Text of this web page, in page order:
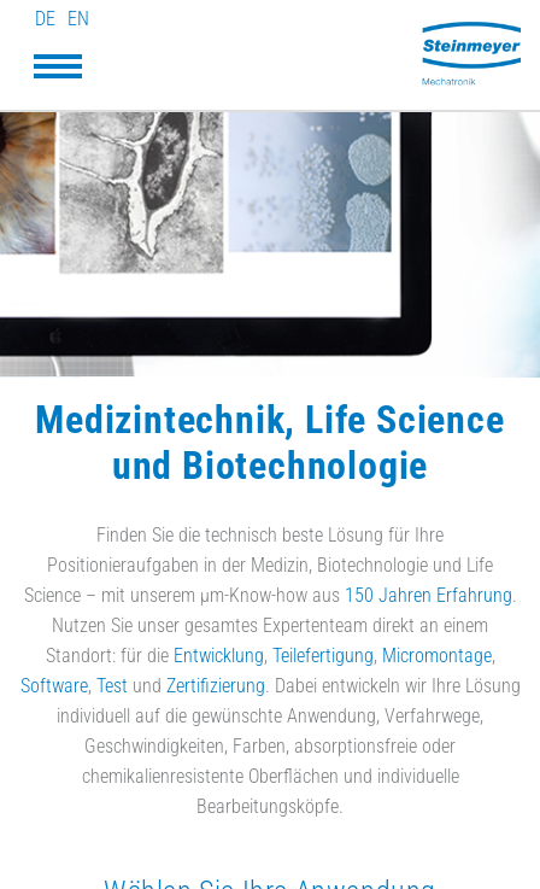
DE EN
Medizintechnik, Life Science
und Biotechnologie
Finden Sie die technisch beste Lösung für Ihre
Positionieraufgaben in der Medizin, Biotechnologie und Life
Science – mit unserem µm-Know-how aus 150 Jahren Erfahrung
Nutzen Sie unser gesamtes Expertenteam direkt an einem
Standort: für die Entwicklung, Teilefertigung, Micromontage,
Software, Test und Zertifizierung . Dabei entwickeln wir Ihre Lösung
individuell auf die gewünschte Anwendung, Verfahrwege,
Geschwindigkeiten, Farben, absorptionsfreie oder
chemikalienresistente Oberflächen und individuelle
Bearbeitungsköpfe.